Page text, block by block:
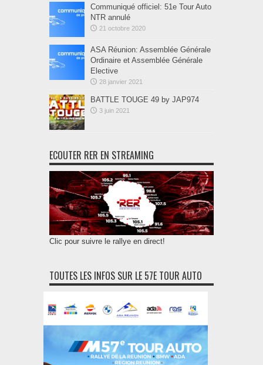
Communiqué officiel: 51e Tour Auto
NTR annulé
21 octobre 2020
ASA Réunion: Assemblée Générale
Ordinaire et Assemblée Générale
Elective
28 janvier 2021
BATTLE TOUGE 49 by JAP974
3 juin 2021
ECOUTER RER EN STREAMING
Clic pour suivre le rallye en direct!
TOUTES LES INFOS SUR LE 57E TOUR AUTO